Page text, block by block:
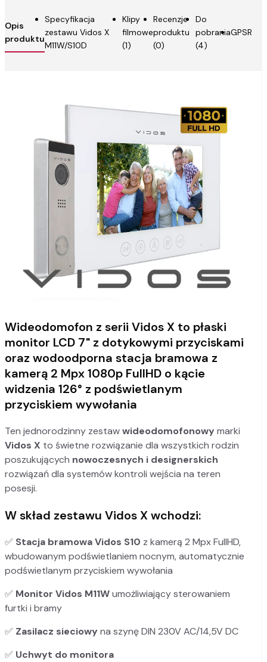
Opis
produktu
Do
pobrania
(4)
Specyfikacja
zestawu Vidos X
M11W/S10D
GPSR
Klipy
filmowe
(1)
Recenzje
produktu
(0)
Wideodomofon z serii Vidos X to płaski
monitor LCD 7" z dotykowymi przyciskami
oraz wodoodporna stacja bramowa z
kamerą 2 Mpx 1080p FullHD o kącie
widzenia 126° z podświetlanym
przyciskiem wywołania
Ten jednorodzinny zestawwideodomofonowy marki
Vidos X to świetne rozwiązanie dla wszystkich rodzin
poszukujących nowoczesnych i designerskich
rozwiązań dla systemów kontroli wejścia na teren
posesji.
W skład zestawu Vidos X wchodzi:
✅ Stacja bramowa Vidos S10 z kamerą 2 Mpx FullHD,
wbudowanym podświetlaniem nocnym, automatycznie
podświetlanym przyciskiem wywołania
✅ Monitor Vidos M11Wumożliwiający sterowaniem
furtki i bramy
✅ Zasilacz sieciowy na szynę DIN 230V AC/14,5V DC
✅ Uchwyt do monitora